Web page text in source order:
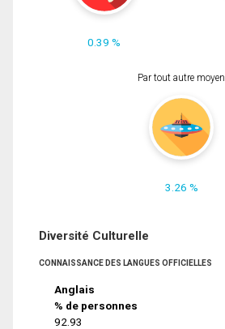
0.39 %
Par tout autre moyen
3.26 %
Diversité Culturelle
CONNAISSANCE DES LANGUES OFFICIELLES
Anglais
% de personnes
92.93